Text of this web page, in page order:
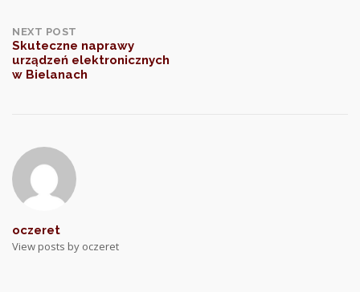
NEXT POST
Skuteczne naprawy
urządzeń elektronicznych
w Bielanach
oczeret
View posts by oczeret